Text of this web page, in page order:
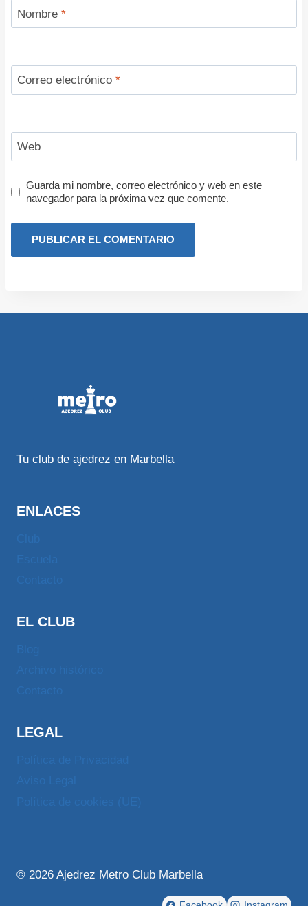
Nombre *
Correo electrónico *
Web
Guarda mi nombre, correo electrónico y web en este
navegador para la próxima vez que comente.
Tu club de ajedrez en Marbella
ENLACES
EL CLUB
LEGAL
© 2026 Ajedrez Metro Club Marbella